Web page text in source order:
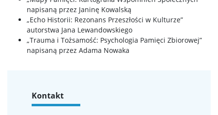
napisaną przez Janinę Kowalską
„Echo Historii: Rezonans Przeszłości w Kulturze”
autorstwa Jana Lewandowskiego
„Trauma i Tożsamość: Psychologia Pamięci Zbiorowej”
napisaną przez Adama Nowaka
Kontakt